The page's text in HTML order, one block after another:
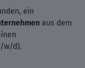
ein
aus dem
w/d).